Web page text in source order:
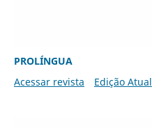
PROLÍNGUA
Acessar revista
Edição Atual